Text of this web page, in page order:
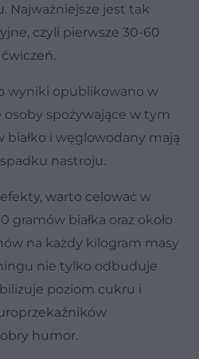
Najważniejsze jest tak
czyli pierwsze 30-60
wyniki opublikowano w
osoby spożywające w tym
białko i węglowodany mają
nastroju.
warto celować w
gramów białka oraz około
na każdy kilogram masy
nie tylko odbuduje
poziom cukru i
humor.